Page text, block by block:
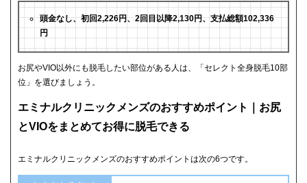
頭金なし、初回2,226円、2回目以降2,130円、支払総額102,336
円
お尻やVIO以外にも脱毛したい部位がある人は、「セレクト全身脱毛10部
位」を選びましょう。
エミナルクリニックメンズのおすすめポイント｜お尻
とVIOをまとめてお得に脱毛できる
エミナルクリニックメンズのおすすめポイントは次の6つです。